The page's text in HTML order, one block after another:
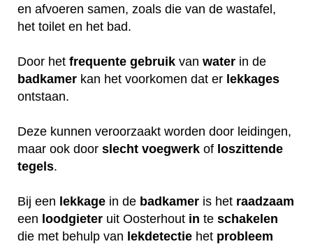
en afvoeren samen, zoals die van de wastafel,
het toilet en het bad.
Door het frequente gebruik van water in de
badkamer kan het voorkomen dat er lekkages
ontstaan.
Deze kunnen veroorzaakt worden door leidingen,
maar ook door slecht voegwerk of loszittende
tegels.
Bij een lekkage in de badkamer is het raadzaam
een loodgieter uit Oosterhout in te schakelen
die met behulp van lekdetectie het probleem